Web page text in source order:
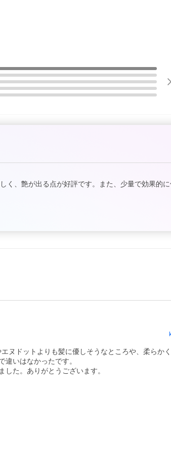
く、艶が出る点が好評です。また、少量で効果的
ヌドットよりも髪に優しそうなところや、柔らか
いはなかったです。
た。ありがとうございます。